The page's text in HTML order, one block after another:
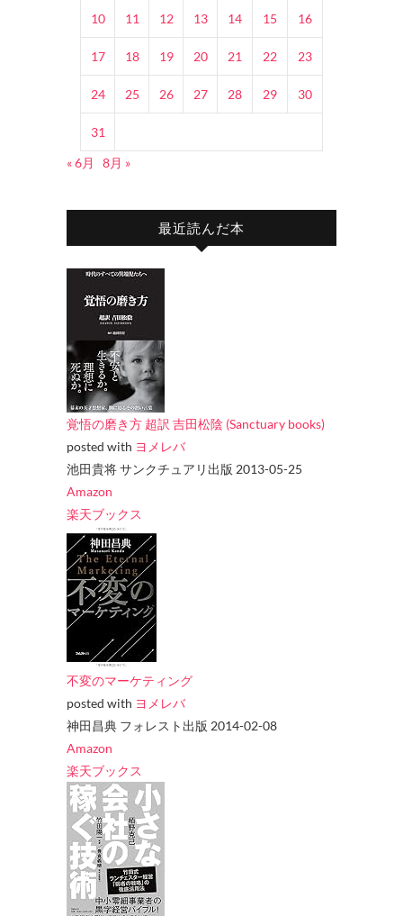
10 11 12 13 14 15 16
17 18 19 20 21 22 23
24 25 26 27 28 29 30
31
« 6月
8月 »
最近読んだ本
覚悟の磨き方 超訳 吉田松陰 (Sanctuary books)
posted with ヨメレバ
池田貴将 サンクチュアリ出版 2013-05-25
Amazon
楽天ブックス
不変のマーケティング
posted with ヨメレバ
神田昌典 フォレスト出版 2014-02-08
Amazon
楽天ブックス